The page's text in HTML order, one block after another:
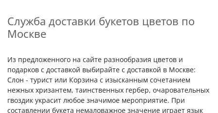
Служба доставки букетов цветов по
Москве
Из предложенного на сайте разнообразия цветов и
подарков с доставкой выбирайте с доставкой в Москве:
Слон - турист или Корзина с изысканным сочетанием
нежных хризантем, таинственных гербер, очаровательных
гвоздик украсит любое значимое мероприятие. При
составлении букета немаловажное значение играет язык